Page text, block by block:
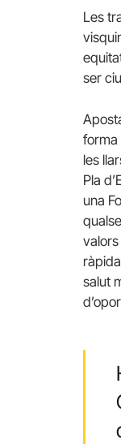
Les
ser
forma
les
Pla
una
salut